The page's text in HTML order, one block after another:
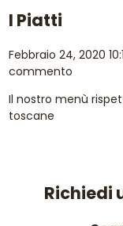
I Piatti
Febbraio 24, 2020
commento
Il nostro menù
toscane
Richiedi